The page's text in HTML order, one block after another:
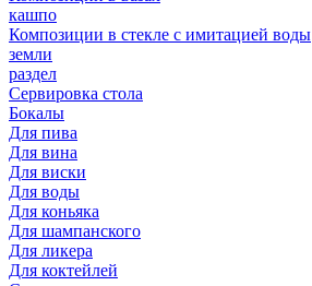
кашпо
Композиции в стекле с имитацией воды
земли
раздел
Сервировка стола
Бокалы
Для пива
Для вина
Для виски
Для воды
Для коньяка
Для шампанского
Для ликера
Для коктейлей